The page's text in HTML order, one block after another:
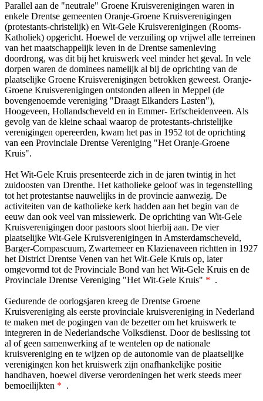
Parallel aan de "neutrale" Groene Kruisverenigingen waren in
enkele Drentse gemeenten Oranje-Groene Kruisverenigingen
(protestants-christelijk) en Wit-Gele Kruisverenigingen (Rooms-
Katholiek) opgericht. Hoewel de verzuiling op vrijwel alle terreinen
van het maatschappelijk leven in de Drentse samenleving
doordrong, was dit bij het kruiswerk veel minder het geval. In vele
dorpen waren de dominees namelijk al bij de oprichting van de
plaatselijke Groene Kruisverenigingen betrokken geweest. Oranje-
Groene Kruisverenigingen ontstonden alleen in Meppel (de
bovengenoemde vereniging "Draagt Elkanders Lasten"),
Hoogeveen, Hollandscheveld en in Emmer- Erfscheidenveen. Als
gevolg van de kleine schaal waarop de protestants-christelijke
verenigingen opereerden, kwam het pas in 1952 tot de oprichting
van een Provinciale Drentse Vereniging "Het Oranje-Groene
Kruis".
Het Wit-Gele Kruis presenteerde zich in de jaren twintig in het
zuidoosten van Drenthe. Het katholieke geloof was in tegenstelling
tot het protestantse nauwelijks in de provincie aanwezig. De
activiteiten van de katholieke kerk hadden aan het begin van de
eeuw dan ook veel van missiewerk. De oprichting van Wit-Gele
Kruisverenigingen door pastoors sloot hierbij aan. De vier
plaatselijke Wit-Gele Kruisverenigingen in Amsterdamscheveld,
Barger-Compascuum, Zwartemeer en Klazienaveen richtten in 1927
het District Drentse Venen van het Wit-Gele Kruis op, later
omgevormd tot de Provinciale Bond van het Wit-Gele Kruis en de
Provinciale Drentse Vereniging "Het Wit-Gele Kruis" * .
Gedurende de oorlogsjaren kreeg de Drentse Groene
Kruisvereniging als eerste provinciale kruisvereniging in Nederland
te maken met de pogingen van de bezetter om het kruiswerk te
integreren in de Nederlandsche Volksdienst. Door de beslissing tot
al of geen samenwerking af te wentelen op de nationale
kruisvereniging en te wijzen op de autonomie van de plaatselijke
verenigingen kon het kruiswerk zijn onafhankelijke positie
handhaven, hoewel diverse verordeningen het werk steeds meer
bemoeilijkten * .